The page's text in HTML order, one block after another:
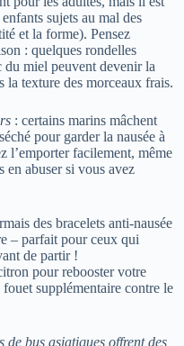
sujets au mal des
et la forme). Pensez
: quelques rondelles
du miel peuvent devenir la
la texture des morceaux frais.
: certains marins mâchent
pour garder la nausée à
l’emporter facilement, même
en abuser si vous avez
des bracelets anti-nausée
– parfait pour ceux qui
de partir !
pour rebooster votre
supplémentaire contre le
de bus asiatiques offrent des